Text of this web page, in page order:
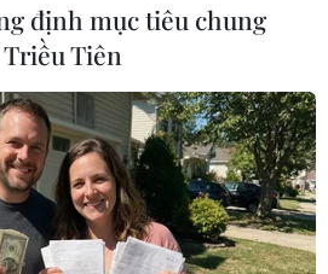
định mục tiêu chung
Tiên